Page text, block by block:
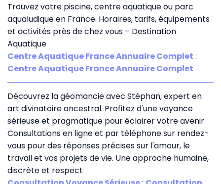
Trouvez votre piscine, centre aquatique ou parc
aqualudique en France. Horaires, tarifs, équipements
et activités près de chez vous – Destination
Aquatique
Centre Aquatique France Annuaire Complet :
Centre Aquatique France Annuaire Complet
Découvrez la géomancie avec Stéphan, expert en
art divinatoire ancestral. Profitez d'une voyance
sérieuse et pragmatique pour éclairer votre avenir.
Consultations en ligne et par téléphone sur rendez-
vous pour des réponses précises sur l'amour, le
travail et vos projets de vie. Une approche humaine,
discrète et respect